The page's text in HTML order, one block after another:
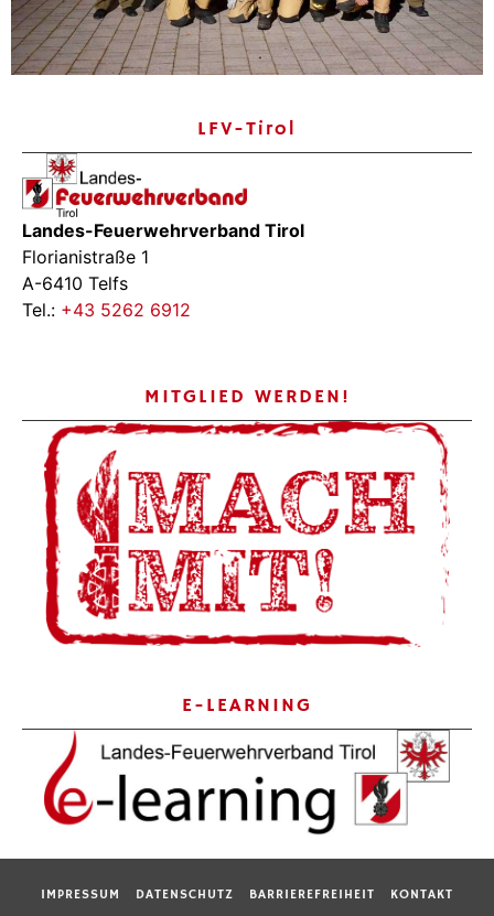
LFV-Tirol
Landes-Feuerwehrverband Tirol
Florianistraße 1
A-6410 Telfs
Tel.: +43 5262 6912
MITGLIED WERDEN!
E-LEARNING
IMPRESSUM DATENSCHUTZ BARRIEREFREIHEIT KONTAKT